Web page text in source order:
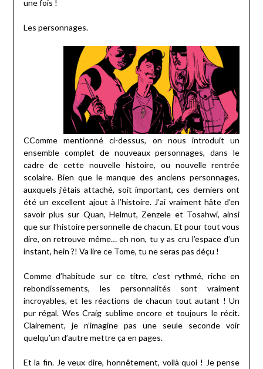
une fois !
Les personnages.
CComme mentionné ci-dessus, on nous introduit un
ensemble complet de nouveaux personnages, dans le
cadre de cette nouvelle histoire, ou nouvelle rentrée
scolaire. Bien que le manque des anciens personnages,
auxquels j’étais attaché, soit important, ces derniers ont
été un excellent ajout à l’histoire. J’ai vraiment hâte d’en
savoir plus sur Quan, Helmut, Zenzele et Tosahwi, ainsi
que sur l’histoire personnelle de chacun. Et pour tout vous
dire, on retrouve même… eh non, tu y as cru l’espace d’un
instant, hein ?! Va lire ce Tome, tu ne seras pas déçu !
Comme d’habitude sur ce titre, c’est rythmé, riche en
rebondissements, les personnalités sont vraiment
incroyables, et les réactions de chacun tout autant ! Un
pur régal. Wes Craig sublime encore et toujours le récit.
Clairement, je n’imagine pas une seule seconde voir
quelqu’un d’autre mettre ça en pages.
Et la fin. Je veux dire, honnêtement, voilà quoi ! Je pense